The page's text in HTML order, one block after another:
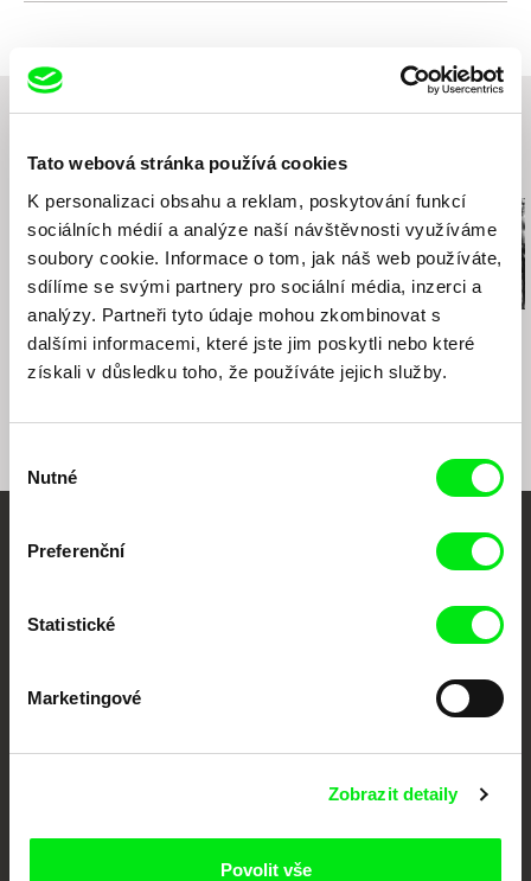
Tato webová stránka používá cookies
K personalizaci obsahu a reklam, poskytování funkcí
sociálních médií a analýze naší návštěvnosti využíváme
soubory cookie. Informace o tom, jak náš web používáte,
sdílíme se svými partnery pro sociální média, inzerci a
analýzy. Partneři tyto údaje mohou zkombinovat s
dalšími informacemi, které jste jim poskytli nebo které
získali v důsledku toho, že používáte jejich služby.
souhlasu
Nutné
Preferenční
Statistické
Marketingové
Zobrazit detaily
Povolit vše
silvia@filmtopia.sk
a.sk
Související filmy (20)
Christopher Small
Komunistky!
Angela Schanelec
Cesta snů 322
Portál DAFilms.cz je výsledkem tvůrčí spolupráce 7 klíčových evropských
posouvat hranice dokumentárního filmu, propagovat jeho rozmanitost a
Členové Doc Alliance